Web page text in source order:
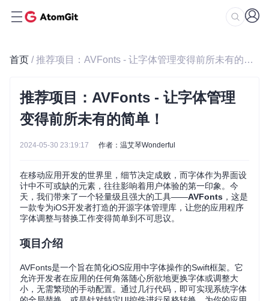
首页 / 推荐项目：AVFonts - 让字体管理变得前所未有的简单！
推荐项目：AVFonts - 让字体管理
变得前所未有的简单！
2024-05-30 23:19:17 作者：温艾琴Wonderful
在移动应用开发的世界里，细节决定成败，而字体作为界面设
计中不可或缺的元素，往往影响着用户体验的第一印象。今
天，我们带来了一个轻量级且强大的工具——AVFonts ，这是
一款专为iOS开发者打造的开源字体管理库，让您的应用程序
字体调整与替换工作变得简单到不可思议。
项目介绍
AVFonts是一个旨在简化iOS应用中字体操作的Swift框架。它
允许开发者在应用的任何角落随心所欲地更换字体或调整大
小，无需繁琐的手动配置。通过几行代码，即可实现系统字体